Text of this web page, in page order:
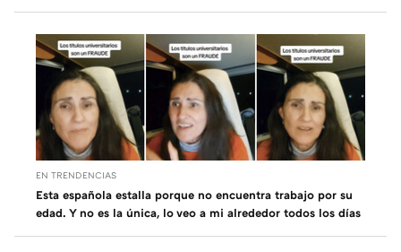
EN TRENDENCIAS
Esta española estalla porque no encuentra trabajo por su
edad. Y no es la única, lo veo a mi alrededor todos los días